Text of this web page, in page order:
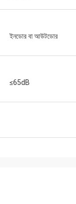
ইনডোর বা আউটডোর
≤65dB